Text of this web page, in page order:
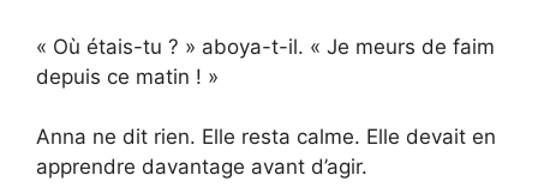
« Où étais-tu ? » aboya-t-il. « Je meurs de faim
depuis ce matin ! »
Anna ne dit rien. Elle resta calme. Elle devait en
apprendre davantage avant d’agir.